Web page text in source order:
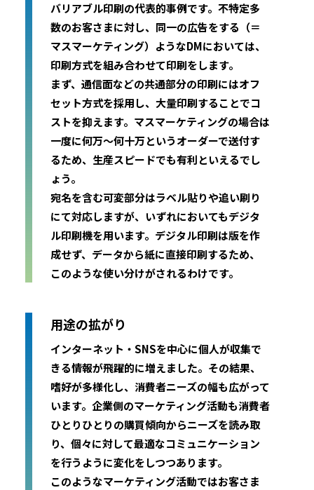
バリアブル印刷の代表的事例です。不特定多
数のお客さまに対し、同一の広告をする（＝
マスマーケティング）ようなDMにおいては、
印刷方式を組み合わせて印刷をします。
まず、通信面などの共通部分の印刷にはオフ
セット方式を採用し、大量印刷することでコ
ストを抑えます。マスマーケティングの場合は
一度に何万～何十万というオーダーで送付す
るため、生産スピードでも有利といえるでし
ょう。
宛名を含む可変部分はラベル貼りや追い刷り
にて対応しますが、いずれにおいてもデジタ
ル印刷機を用います。デジタル印刷は版を作
成せず、データから紙に直接印刷するため、
このような使い分けがされるわけです。
用途の拡がり
インターネット・SNSを中心に個人が収集で
きる情報が飛躍的に増えました。その結果、
嗜好が多様化し、消費者ニーズの幅も広がって
います。企業側のマーケティング活動も消費者
ひとりひとりの購買傾向からニーズを読み取
り、個々に対して最適なコミュニケーション
を行うように変化をしつつあります。
このようなマーケティング活動ではお客さま